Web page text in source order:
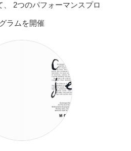
、 2つのパフォーマンスプロ
グラムを開催